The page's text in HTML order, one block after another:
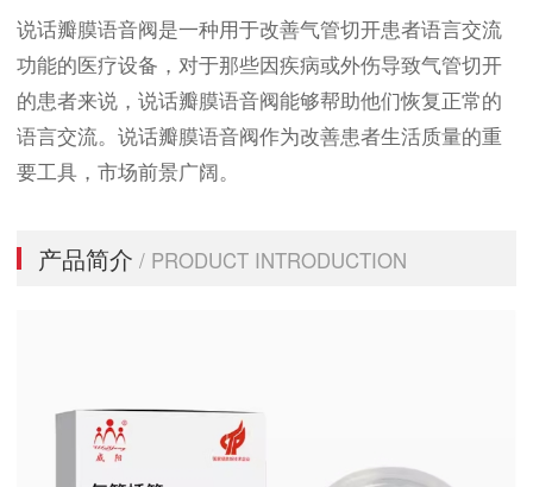
说话瓣膜语音阀是一种用于改善气管切开患者语言交流
功能的医疗设备，对于那些因疾病或外伤导致气管切开
的患者来说，说话瓣膜语音阀能够帮助他们恢复正常的
语言交流。说话瓣膜语音阀作为改善患者生活质量的重
要工具，市场前景广阔。
产品简介/ PRODUCT INTRODUCTION